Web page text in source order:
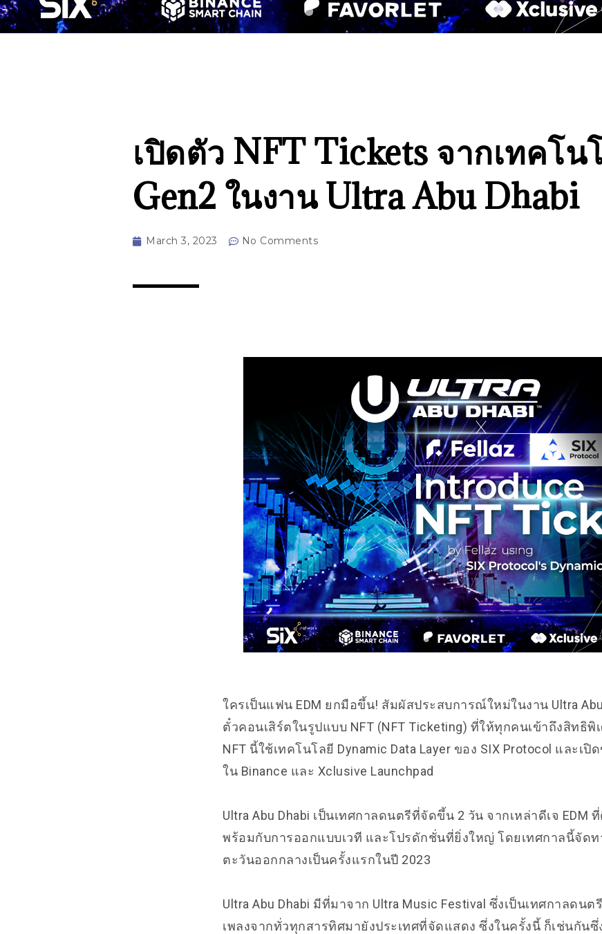
เปิดตัว NFT Tickets จากเทคโน
Gen2 ในงาน Ultra Abu Dhabi
March 3, 2023 No Comments
ใครเป็นแฟน EDM ยกมือขึ้น! สัมผัสประสบการณ์ใหม่ในงาน Ultra
ตั๋วคอนเสิร์ตในรูปแบบ NFT (NFT Ticketing) ที่ให้ทุกคนเข้าถึงสิทธิพิ
NFT นี้ใช้เทคโนโลยี Dynamic Data Layer ของ SIX Protocol และเปิ
ใน Binance และ Xclusive Launchpad
Ultra Abu Dhabi เป็นเทศกาลดนตรีที่จัดขึ้น 2 วัน จากเหล่าดีเจ EDM
พร้อมกับการออกแบบเวที และโปรดักชั่นที่ยิ่งใหญ่ โดยเทศกาลนี้จัดท
ตะวันออกกลางเป็นครั้งแรกในปี 2023
Ultra Abu Dhabi มีที่มาจาก Ultra Music Festival ซึ่งเป็นเทศกาลดน
เพลงจากทั่วทุกสารทิศมายังประเทศที่จัดแสดง ซึ่งในครั้งนี้ ก็เช่นกันซึ่ง